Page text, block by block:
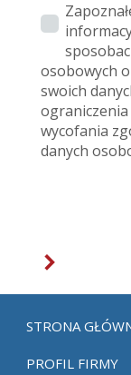
osobowych
swoich
wycofania
danych
STRONA
PROFIL FIRMY